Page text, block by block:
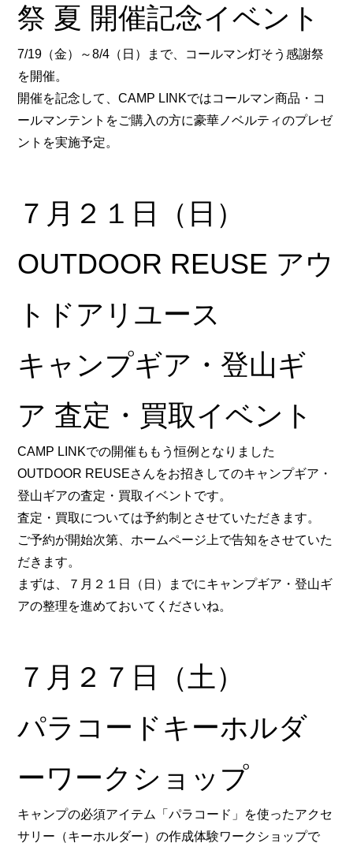
祭 夏 開催記念イベント
7/19（金）～8/4（日）まで、コールマン灯そう感謝祭
を開催。
開催を記念して、CAMP LINKではコールマン商品・コ
ールマンテントをご購入の方に豪華ノベルティのプレゼ
ントを実施予定。
７月２１日（日）
OUTDOOR REUSE アウ
トドアリユース
キャンプギア・登山ギ
ア 査定・買取イベント
CAMP LINKでの開催ももう恒例となりました
OUTDOOR REUSEさんをお招きしてのキャンプギア・
登山ギアの査定・買取イベントです。
査定・買取については予約制とさせていただきます。
ご予約が開始次第、ホームページ上で告知をさせていた
だきます。
まずは、７月２１日（日）までにキャンプギア・登山ギ
アの整理を進めておいてくださいね。
７月２７日（土）
パラコードキーホルダ
ーワークショップ
キャンプの必須アイテム「パラコード」を使ったアクセ
サリー（キーホルダー）の作成体験ワークショップで